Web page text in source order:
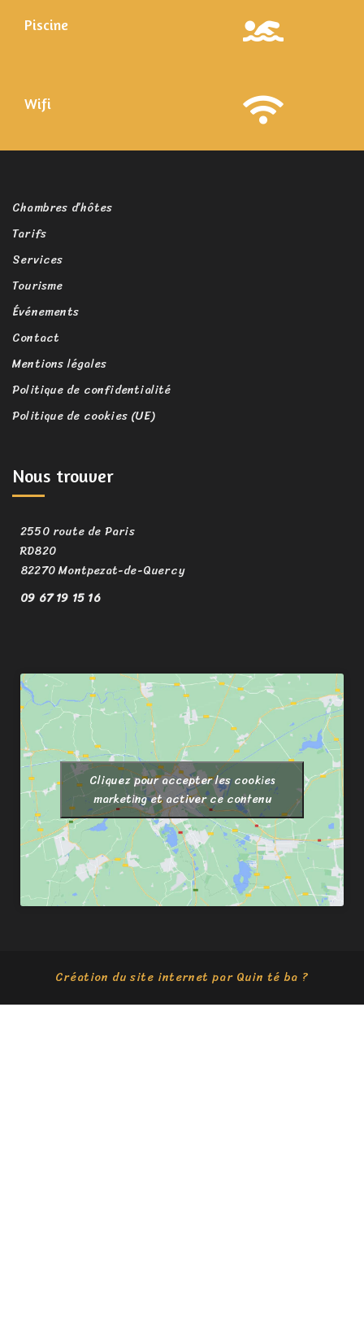
Piscine
Wifi
Chambres d’hôtes
Tarifs
Services
Tourisme
Événements
Contact
Mentions légales
Politique de confidentialité
Politique de cookies (UE)
Nous trouver
2550 route de Paris
RD820
82270 Montpezat-de-Quercy
09 67 19 15 16
Cliquez pour accepter les cookies
marketing et activer ce contenu
Création du site internet par Quin té ba ?